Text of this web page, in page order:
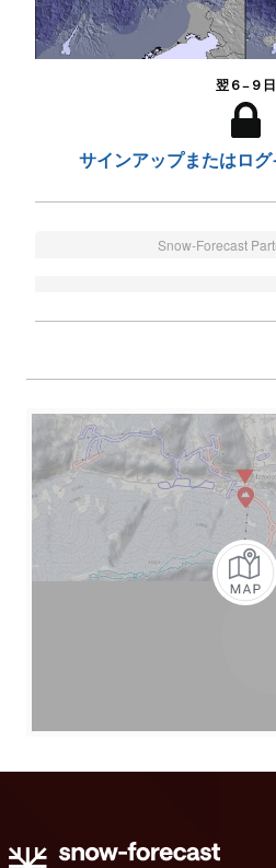
翌６−９日
サインアップまたはロ
Snow-Forecast